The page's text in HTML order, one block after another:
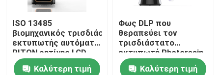
ISO 13485
βιομηχανικός τρισδιάστατος
εκτυπωτής αυτόματο τεράστιο 220V
RITON ρητίνης LCD
Καλύτερη τιμή
Φως DLP που
θεραπεύει τον
τρισδιάστατο
εκτυπωτή Photoresin
υψηλής ταχύτητας για
την πρότυπη
Καλύτερη τιμή